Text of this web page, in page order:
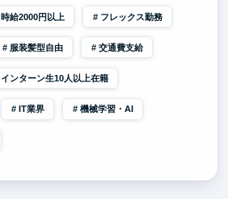
時給2000円以上 フレックス勤務
服装髪型自由 交通費支給
インターン生10人以上在籍
IT業界 機械学習・AI